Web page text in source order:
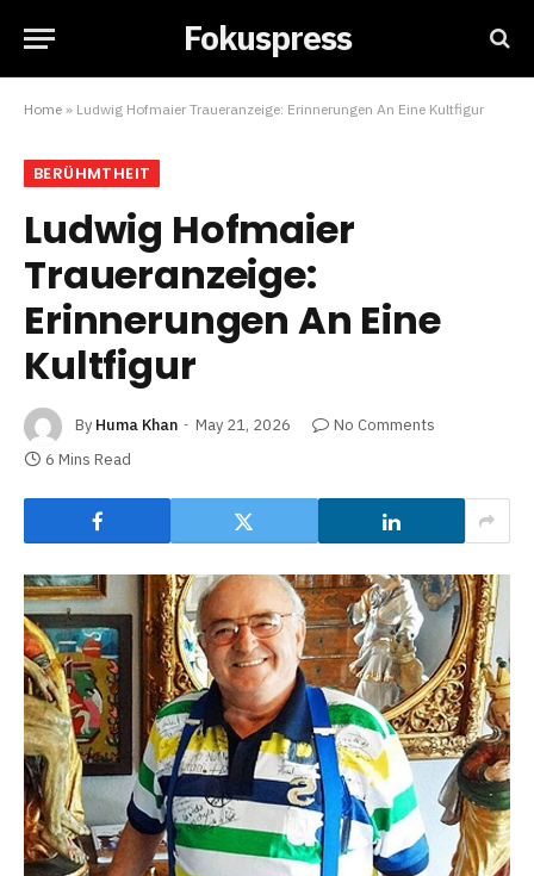
Fokuspress
Home » Ludwig Hofmaier Traueranzeige: Erinnerungen An Eine Kultfigur
BERÜHMTHEIT
Ludwig Hofmaier
Traueranzeige:
Erinnerungen An Eine
Kultfigur
By Huma Khan May 21, 2026
No Comments
6 Mins Read